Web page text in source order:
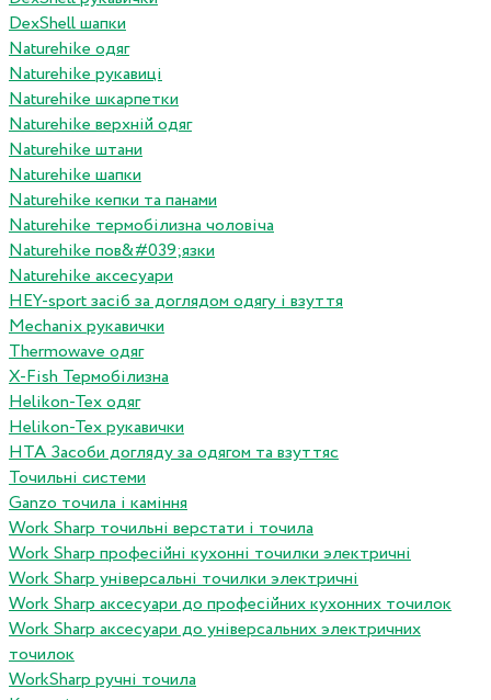
DexShell шапки
Naturehike одяг
Naturehike рукавиці
Naturehike шкарпетки
Naturehike верхній одяг
Naturehike штани
Naturehike шапки
Naturehike кепки та панами
Naturehike термобілизна чоловіча
Naturehike пов&#039;язки
Naturehike аксесуари
HEY-sport засіб за доглядом одягу і взуття
Mechanix рукавички
Thermowave одяг
X-Fish Термобілизна
Helikon-Tex одяг
Helikon-Tex рукавички
HTA Засоби догляду за одягом та взуттяс
Точильні системи
Ganzo точила і каміння
Work Sharp точильні верстати і точила
Work Sharp професiйнi кухоннi точилки электричнi
Work Sharp унiверсальнi точилки электричнi
Work Sharp аксесуари до професiйних кухонних точилок
Work Sharp аксесуари до унiверсальних электричних
точилок
WorkSharp ручні точила